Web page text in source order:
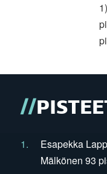
1.
Esapekka
Mälkönen 93